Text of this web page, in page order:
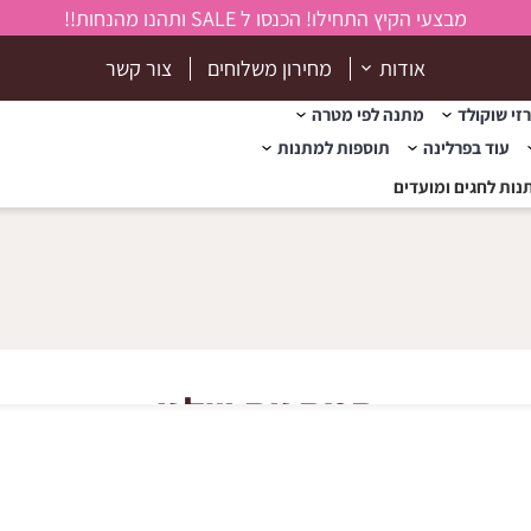
מבצעי הקיץ התחילו! הכנסו ל SALE ותהנו מהנחות!!
אודות
מחירון משלוחים צור קשר
שוקולד
מתנה לפי מטרה
עוד בפרלינה
תוספות למתנות
לחגים ומועדים
המתנות שלנו